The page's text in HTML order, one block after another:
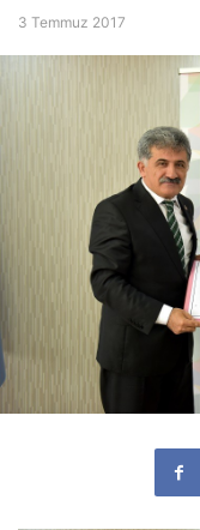
3 Temmuz 2017